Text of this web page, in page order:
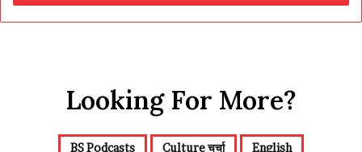
Looking For More?
BS Podcasts Culture चर्चा English